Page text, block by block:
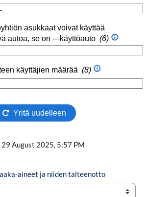
August 2025, 5:57 PM
aineet ja niiden talteenotto